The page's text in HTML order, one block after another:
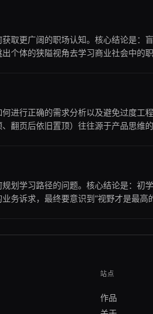
取更广阔的职场认知。核心结论是：
个体的狭隘视角去学习商业社会中的
进行正确的需求分析以及避免过度工
翻页后依旧置顶）往往源于产品思维
划学习路径的问题。核心结论是：初
务诉求，最终要意识到“视野才是最
站点
作品